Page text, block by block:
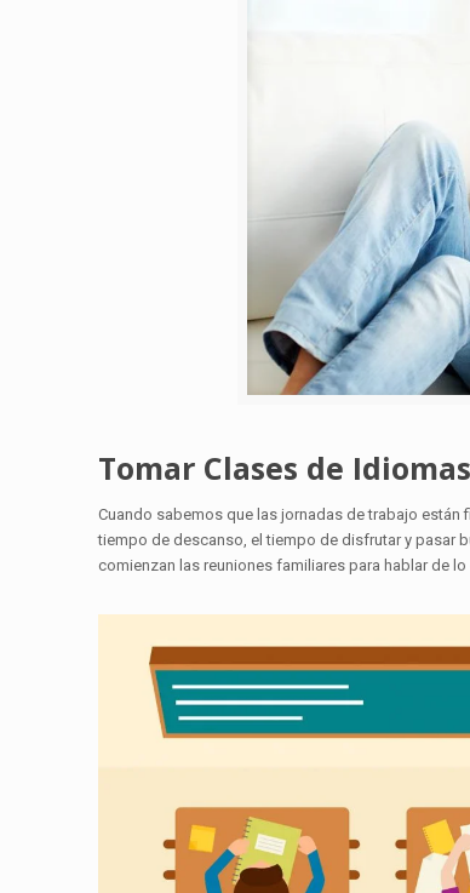
Tomar Clases de
Cuando sabemos que las jornadas de trabajo están
tiempo de descanso, el tiempo de disfrutar y pasar
comienzan las reuniones familiares para hablar de